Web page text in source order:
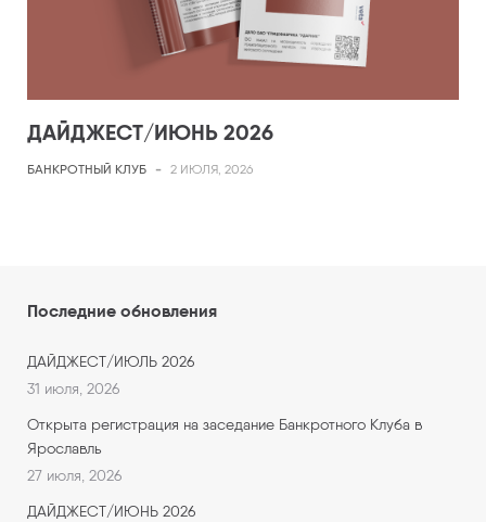
ДАЙДЖЕСТ/ИЮНЬ 2026
БАНКРОТНЫЙ КЛУБ - 2 ИЮЛЯ, 2026
Последние обновления
ДАЙДЖЕСТ/ИЮЛЬ 2026
31 июля, 2026
Открыта регистрация на заседание Банкротного Клуба в
Ярославль
27 июля, 2026
ДАЙДЖЕСТ/ИЮНЬ 2026